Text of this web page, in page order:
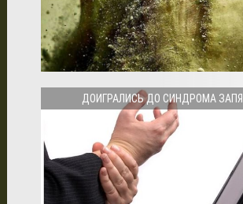
ДОИГРАЛИСЬ ДО СИНДРОМА